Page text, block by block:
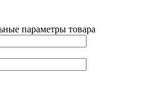
параметры товара